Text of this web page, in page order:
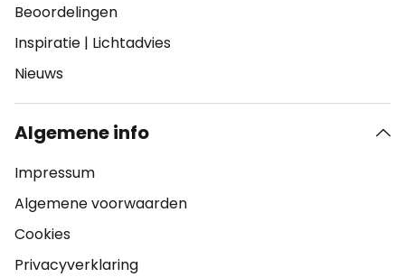
Beoordelingen
Inspiratie | Lichtadvies
Nieuws
Algemene info
Impressum
Algemene voorwaarden
Cookies
Privacyverklaring